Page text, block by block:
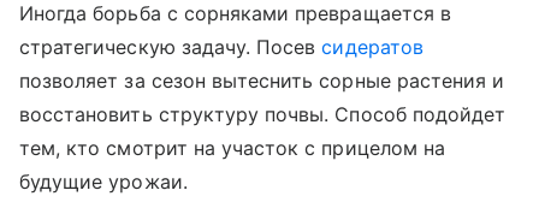
Иногда борьба с сорняками превращается в
стратегическую задачу. Посевсидератов
позволяет за сезон вытеснить сорные растения и
восстановить структуру почвы. Способ подойдет
тем, кто смотрит на участок с прицелом на
будущие урожаи.